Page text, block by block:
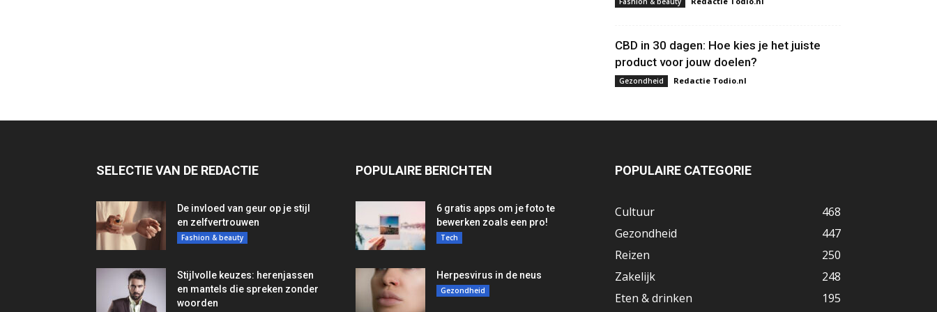
CBD in 30 dagen: Hoe kies je het juiste
product voor jouw doelen?
Gezondheid Redactie Todio.nl
SELECTIE VAN DE REDACTIE
De invloed van geur op je stijl
en zelfvertrouwen
Fashion & beauty
Stijlvolle keuzes: herenjassen
en mantels die spreken zonder
woorden
POPULAIRE BERICHTEN
6 gratis apps om je foto te
bewerken zoals een pro!
Tech
Herpesvirus in de neus
Gezondheid
POPULAIRE CATEGORIE
Cultuur
468
Gezondheid
447
Reizen
250
Zakelijk
248
Eten & drinken
195